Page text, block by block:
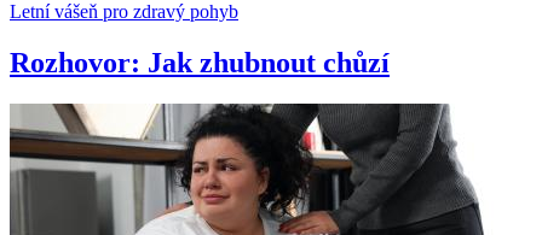
Letní vášeň pro zdravý pohyb
Rozhovor: Jak zhubnout chůzí